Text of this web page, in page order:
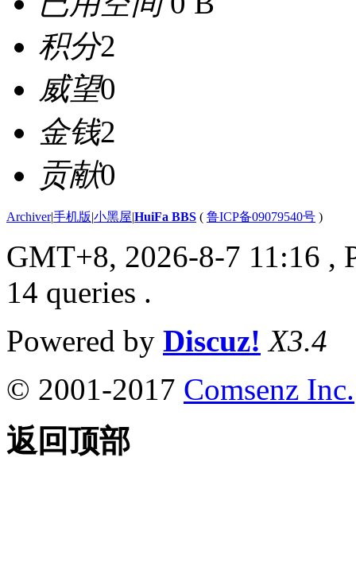
积分2
威望0
金钱2
贡献0
Archiver|手机版|小黑屋|HuiFa BBS ( 鲁ICP备09079540号 )
GMT+8, 2026-8-7 11:16 ,
14 queries .
Powered by Discuz! X3.4
© 2001-2017 Comsenz Inc.
返回顶部